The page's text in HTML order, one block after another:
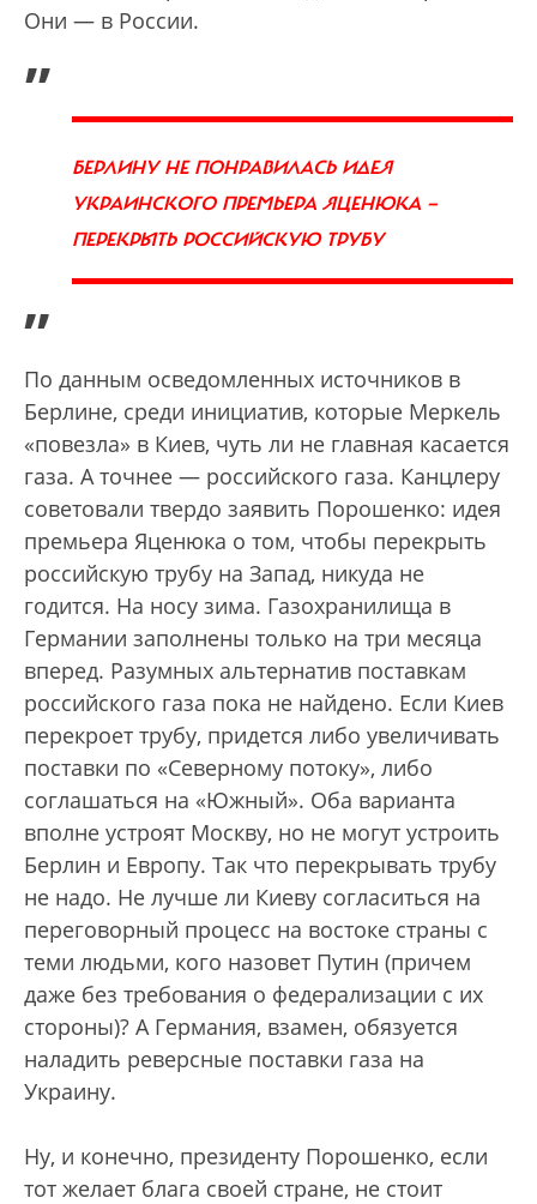
Они — в России.
„
БЕРЛИНУ НЕ ПОНРАВИЛАСЬ ИДЕЯ
УКРАИНСКОГО ПРЕМЬЕРА ЯЦЕНЮКА —
ПЕРЕКРЫТЬ РОССИЙСКУЮ ТРУБУ
”
По данным осведомленных источников в
Берлине, среди инициатив, которые Меркель
«повезла» в Киев, чуть ли не главная касается
газа. А точнее — российского газа. Канцлеру
советовали твердо заявить Порошенко: идея
премьера Яценюка о том, чтобы перекрыть
российскую трубу на Запад, никуда не
годится. На носу зима. Газохранилища в
Германии заполнены только на три месяца
вперед. Разумных альтернатив поставкам
российского газа пока не найдено. Если Киев
перекроет трубу, придется либо увеличивать
поставки по «Северному потоку», либо
соглашаться на «Южный». Оба варианта
вполне устроят Москву, но не могут устроить
Берлин и Европу. Так что перекрывать трубу
не надо. Не лучше ли Киеву согласиться на
переговорный процесс на востоке страны с
теми людьми, кого назовет Путин (причем
даже без требования о федерализации с их
стороны)? А Германия, взамен, обязуется
наладить реверсные поставки газа на
Украину.
Ну, и конечно, президенту Порошенко, если
тот желает блага своей стране, не стоит